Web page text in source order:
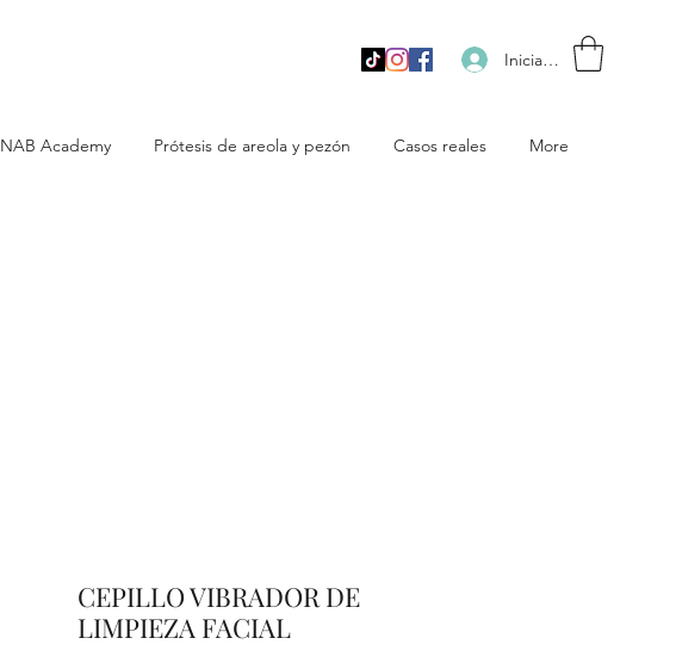
Iniciar sesión
NAB Academy Prótesis de areola y pezón Casos reales More
CEPILLO VIBRADOR DE
LIMPIEZA FACIAL